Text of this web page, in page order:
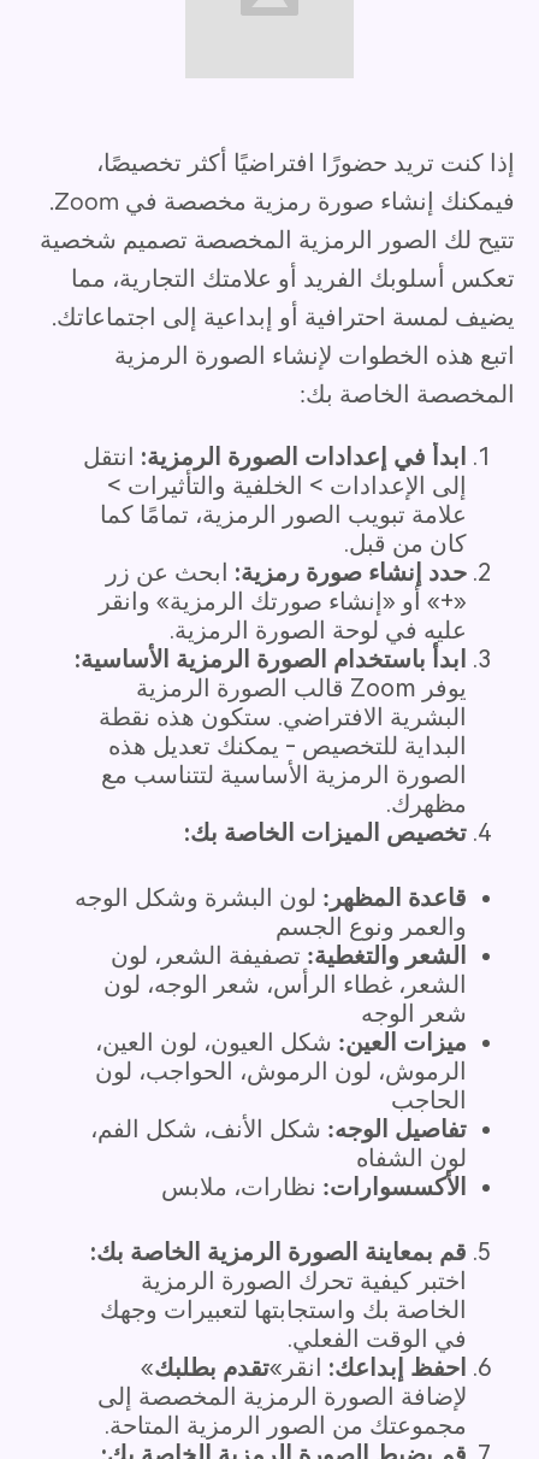
إذا كنت تريد حضورًا افتراضيًا أكثر تخصيصًا،
فيمكنك إنشاء صورة رمزية مخصصة في Zoom.
تتيح لك الصور الرمزية المخصصة تصميم شخصية
تعكس أسلوبك الفريد أو علامتك التجارية، مما
يضيف لمسة احترافية أو إبداعية إلى اجتماعاتك.
اتبع هذه الخطوات لإنشاء الصورة الرمزية
المخصصة الخاصة بك:
ابدأ في إعدادات الصورة الرمزية: انتقل
إلى الإعدادات > الخلفية والتأثيرات >
علامة تبويب الصور الرمزية، تمامًا كما
كان من قبل.
حدد إنشاء صورة رمزية: ابحث عن زر
«+» أو «إنشاء صورتك الرمزية» وانقر
عليه في لوحة الصورة الرمزية.
ابدأ باستخدام الصورة الرمزية الأساسية:
يوفر Zoom قالب الصورة الرمزية
البشرية الافتراضي. ستكون هذه نقطة
البداية للتخصيص - يمكنك تعديل هذه
الصورة الرمزية الأساسية لتتناسب مع
مظهرك.
تخصيص الميزات الخاصة بك:
قاعدة المظهر: لون البشرة وشكل الوجه
والعمر ونوع الجسم
الشعر والتغطية: تصفيفة الشعر، لون
الشعر، غطاء الرأس، شعر الوجه، لون
شعر الوجه
ميزات العين: شكل العيون، لون العين،
الرموش، لون الرموش، الحواجب، لون
الحاجب
تفاصيل الوجه: شكل الأنف، شكل الفم،
لون الشفاه
الأكسسوارات: نظارات، ملابس
قم بمعاينة الصورة الرمزية الخاصة بك:
اختبر كيفية تحرك الصورة الرمزية
الخاصة بك واستجابتها لتعبيرات وجهك
في الوقت الفعلي.
احفظ إبداعك: انقر»تقدم بطلبك»
لإضافة الصورة الرمزية المخصصة إلى
مجموعتك من الصور الرمزية المتاحة.